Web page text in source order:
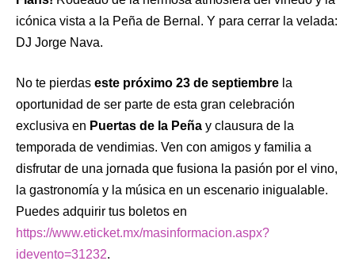
icónica vista a la Peña de Bernal. Y para cerrar la velada:
DJ Jorge Nava.
No te pierdas este próximo 23 de septiembre la
oportunidad de ser parte de esta gran celebración
exclusiva en Puertas de la Peña y clausura de la
temporada de vendimias. Ven con amigos y familia a
disfrutar de una jornada que fusiona la pasión por el vino,
la gastronomía y la música en un escenario inigualable.
Puedes adquirir tus boletos en
https://www.eticket.mx/masinformacion.aspx?
idevento=31232.